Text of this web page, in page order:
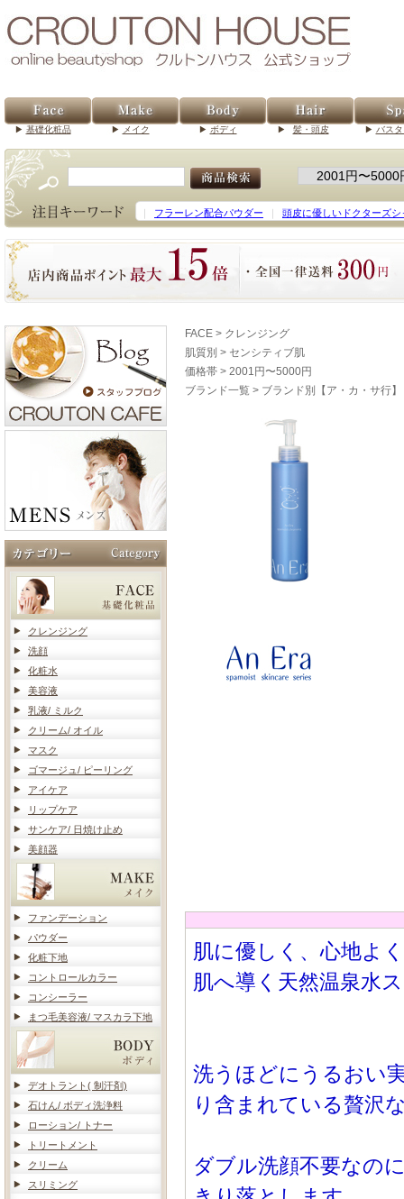
基礎化粧品 メイク ボディ 髪・頭皮 バス
フラーレン配合パウダー 頭皮に優しいドクターズシ
クレンジング
洗顔
化粧水
美容液
乳液/ ミルク
クリーム/ オイル
マスク
ゴマージュ/ ピーリング
アイケア
リップケア
サンケア/ 日焼け止め
美顔器
ファンデーション
パウダー
化粧下地
コントロールカラー
コンシーラー
まつ毛美容液/ マスカラ下地
デオトラント( 制汗剤)
石けん/ ボディ洗浄料
ローション/ トナー
トリートメント
クリーム
スリミング
FACE > クレンジング
肌質別 > センシティブ肌
価格帯 > 2001円〜5000円
ブランド一覧 > ブランド別【ア・カ・サ行】
肌に優しく、心地よ
肌へ導く天然温泉水
洗うほどにうるおい
り含まれている贅沢
ダブル洗顔不要なの